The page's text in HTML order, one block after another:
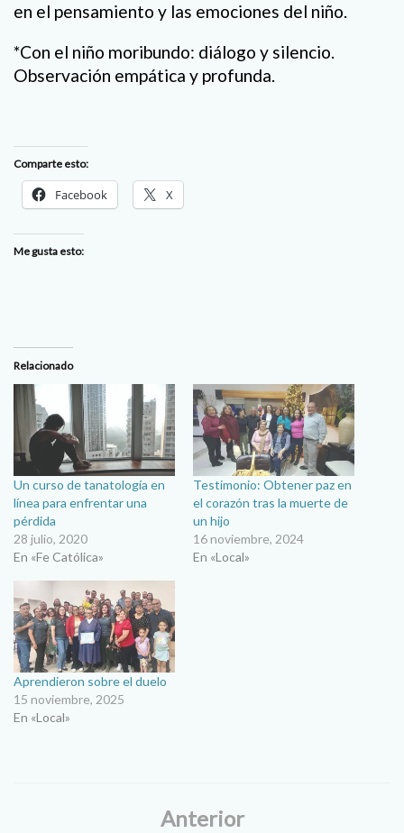
en el pensamiento y las emociones del niño.
*Con el niño moribundo: diálogo y silencio.
Observación empática y profunda.
Comparte esto:
Facebook X
Me gusta esto:
Relacionado
Un curso de tanatología en
línea para enfrentar una
pérdida
28 julio, 2020
En «Fe Católica»
Testimonio: Obtener paz en
el corazón tras la muerte de
un hijo
16 noviembre, 2024
En «Local»
Aprendieron sobre el duelo
15 noviembre, 2025
En «Local»
Anterior